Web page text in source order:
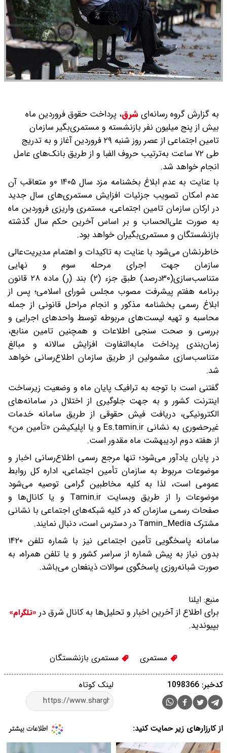
به گزارش گروه رسانه‌ایشرق، پرداخت حقوق فروردین ماه
بیش از پنج میلیون نفر بازنشسته و مستمری‌بگیر سازمان
تامین اجتماعی از عصر روز شنبه ۲۹ فروردین آغاز و به تدریج
طی ۷۲ ساعت به‌ترتیب حروف الفبا و از طریق بانک‌های عامل
انجام خواهد شد.
با عنایت به عدم ابلاغ بخشنامه مزد سال ۱۴۰۵ ۰و متعاقب آن
عدم امکان تصویب جزئیات افزایش مستمری‌های سال جدید
در ارکان سازمان تامین اجتماعی، مستمری واریزی فروردین ماه
به صورت علی‌الحساب و بر اساس آخرین حکم سال گذشته
بازنشستگان و مستمری‌بگیران خواهد بود.
خاطرنشان می‌شود با عنایت به تاکیدات و اهتمام مدیریت‌عالی
سازمان جهت اجرای مرحله سوم و نهایی
متناسب‌سازی(۳۰درصد) طبق جزء (۲) بند (ر) ماده ۲۸ قانون
برنامه هفتم پیشرفت مصوب مجلس شورای اسلامی؛ پس از
ابلاغ رسمی بخشنامه مذکور و انجام مراحل قانونی از جمله
محاسبه و تهیه لیست‌های مربوطه توسط واحدهای اجرایی و
بررسی و صحت سنجی اطلاعات و همچنین تامین منابع،
زمان‌بندی پرداخت مابه‌التفاوت افزایش سالانه و مبالغ
متناسب‌سازی مشمولین از طریق سازمان اطلاع‌رسانی خواهد
شد.
گفتنی است با توجه به ترافیک پایان ماه و وضعیت زیرساخت
اینترنت کشور و به جهت جلوگیری از اختلال در سامانه‌های
الکترونیکی، دریافت فیش حقوقی از طریق سامانه خدمات
غیرحضوری به نشانی Es.tamin.ir و یا اپلیکیشن «تأمین من»
از هفته دوم اردیبهشت ماه مقدور است.
در پایان یادآور می‌شود؛ تنها مرجع رسمی اطلاع‌رسانی اخبار و
موضوعات مربوط به سازمان تأمین اجتماعی، اداره کل روابط
عمومی است، لذا به کلیه مخاطبین گرامی توصیه می‌شود
موضوعات را از طریق وبسایت Tamin.ir و یا کانال‌ها و
صفحات رسمی سازمان که در کلیه شبکه‌های اجتماعی با نشانی
مشترک Tamin_Media در دسترس است، دنبال نمایند.
سامانه پاسخگویی تأمین اجتماعی نیز با شماره تلفن ۱۴۲۰
بدون نیاز به پیش شماره از سراسر کشور و یا تلفن همراه، به
صورت شبانه‌روزی پاسخگوی سوالات ذینفعان می‌باشد.
منبع: ایلنا
برای اطلاع از آخرین اخبار و تحلیل‌ها به کانال شرق در «تلگرام»
بپیوندید.
مستمری مستمری بازنشستگان
لینک کوتاه کدخبر: 1098366
از کارزارهای زیر حمایت کنید: